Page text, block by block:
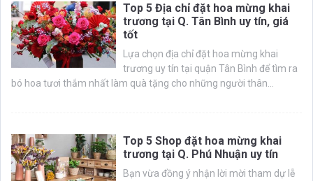
Top 5 Địa chỉ đặt hoa mừng khai
trương tại Q. Tân Bình uy tín, giá
tốt
Lựa chọn địa chỉ đặt hoa mừng khai
trương uy tín tại quận Tân Bình để tìm ra
bó hoa tươi thắm nhất làm quà tặng cho những người thân...
Top 5 Shop đặt hoa mừng khai
trương tại Q. Phú Nhuận uy tín
Bạn vừa đồng ý nhận lời mời tham dự lễ